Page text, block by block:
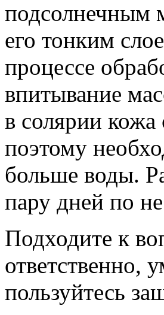
подсолнечным
его тонким
процессе
впитывание
в солярии кожа
поэтому
больше воды.
пару дней по
Подходите к
ответственно,
пользуйтесь